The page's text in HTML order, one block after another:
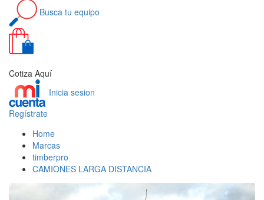
Busca tu equipo
Cotiza Aquí
Inicia sesion
Regístrate
Home
Marcas
timberpro
CAMIONES LARGA DISTANCIA